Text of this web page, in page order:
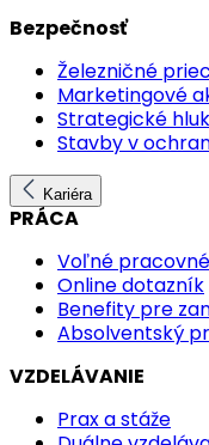
Bezpečnosť
Železničné
Marketingové
Strategické
Stavby v
Kariéra
PRÁCA
Voľné
Online dotazník
Benefity pre
Absolventský
VZDELÁVANIE
Prax a stáže